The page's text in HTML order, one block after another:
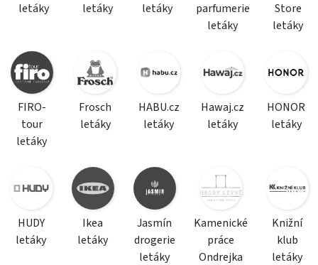
letáky
letáky
letáky
parfumerie
letáky
Store
letáky
FIRO-
tour
letáky
Frosch
letáky
HABU.cz
letáky
Hawaj.cz
letáky
HONOR
letáky
HUDY
letáky
Ikea
letáky
Jasmín
drogerie
letáky
Kamenické
práce
Ondrejka
Knižní
klub
letáky